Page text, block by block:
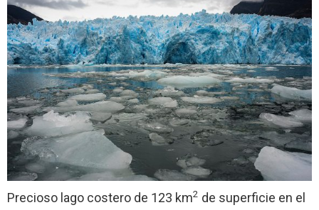
Precioso lago costero de 123 km2 de superficie en el